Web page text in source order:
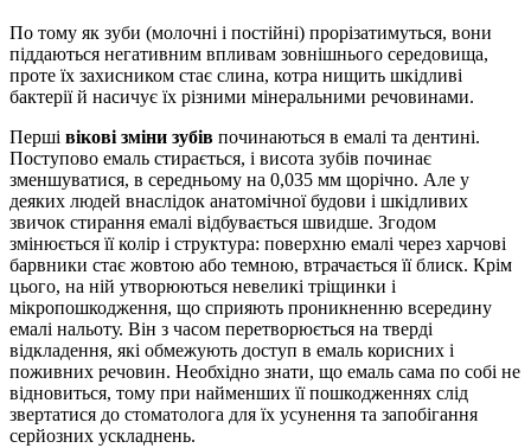
По тому як зуби (молочні і постійні) прорізатимуться, вони
піддаються негативним впливам зовнішнього середовища,
проте їх захисником стає слина, котра нищить шкідливі
бактерії й насичує їх різними мінеральними речовинами.
Перші вікові зміни зубів починаються в емалі та дентині.
Поступово емаль стирається, і висота зубів починає
зменшуватися, в середньому на 0,035 мм щорічно. Але у
деяких людей внаслідок анатомічної будови і шкідливих
звичок стирання емалі відбувається швидше. Згодом
змінюється її колір і структура: поверхню емалі через харчові
барвники стає жовтою або темною, втрачається її блиск. Крім
цього, на ній утворюються невеликі тріщинки і
мікропошкодження, що сприяють проникненню всередину
емалі нальоту. Він з часом перетворюється на тверді
відкладення, які обмежують доступ в емаль корисних і
поживних речовин. Необхідно знати, що емаль сама по собі не
відновиться, тому при найменших її пошкодженнях слід
звертатися до стоматолога для їх усунення та запобігання
серйозних ускладнень.